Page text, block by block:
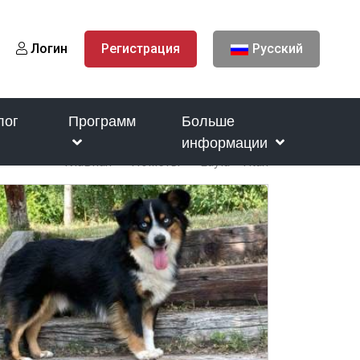
Логин Регистрация Русский
Программ
Больше
информации
Главная Пометы Layla - Titan